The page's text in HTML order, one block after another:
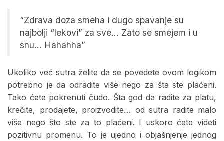
“Zdrava doza smeha i dugo spavanje su
najbolji “lekovi” za sve… Zato se smejem i u
snu… Hahahha”
Ukoliko već sutra želite da se povedete ovom logikom
potrebno je da odradite više nego za šta ste plaćeni.
Tako ćete pokrenuti čudo. Šta god da radite za platu,
krečite, prodajete, proizvodite… od sutra radite malo
više nego što ste za to plaćeni. I uskoro ćete videti
pozitivnu promenu. To je ujedno i objašnjenje jednog